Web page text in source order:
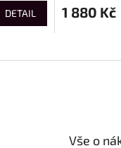
DETAIL 1 880 Kč
Vše o